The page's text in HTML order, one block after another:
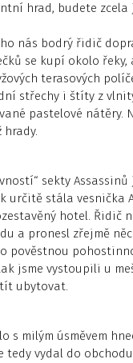
hrad, budete
nás bodrý řidič
se kupí okolo
terasových
střechy i štíty z
pastelové nátěry.
hrady.
sekty
určitě stála vesnička
hotel. Řidič
a pronesl zřejmě
pověstnou
jsme vystoupili u
ubytovat.
s milým úsměvem
vydal do